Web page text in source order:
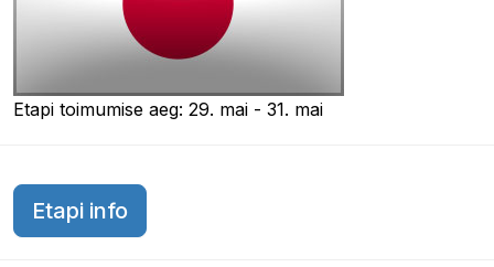
Etapi toimumise aeg: 29. mai - 31. mai
Etapi info